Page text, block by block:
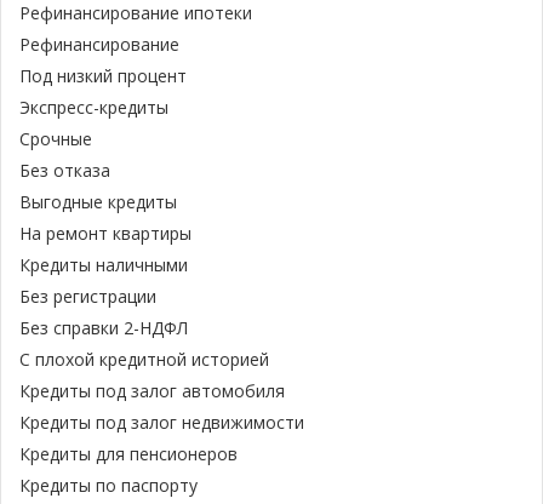
Рефинансирование ипотеки
Рефинансирование
Под низкий процент
Экспресс-кредиты
Срочные
Без отказа
Выгодные кредиты
На ремонт квартиры
Кредиты наличными
Без регистрации
Без справки 2-НДФЛ
С плохой кредитной историей
Кредиты под залог автомобиля
Кредиты под залог недвижимости
Кредиты для пенсионеров
Кредиты по паспорту